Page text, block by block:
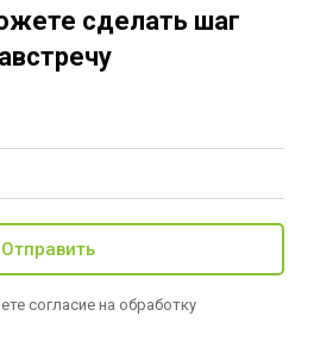
сделать шаг
Отправить
согласие на обработку